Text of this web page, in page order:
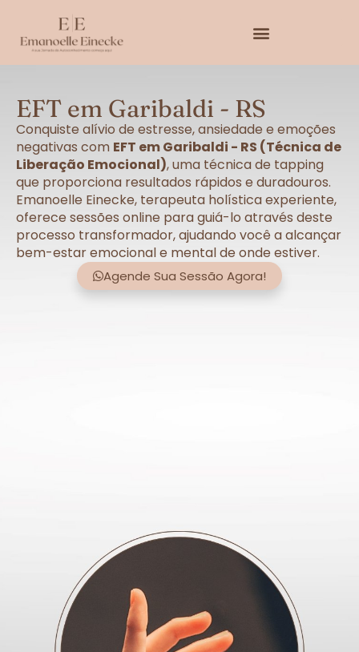
EFT em Garibaldi - RS
Conquiste alívio de estresse, ansiedade e emoções
negativas com EFT em Garibaldi - RS (Técnica de
Liberação Emocional), uma técnica de tapping
que proporciona resultados rápidos e duradouros.
Emanoelle Einecke, terapeuta holística experiente,
oferece sessões online para guiá-lo através deste
processo transformador, ajudando você a alcançar
bem-estar emocional e mental de onde estiver.
Agende Sua Sessão Agora!